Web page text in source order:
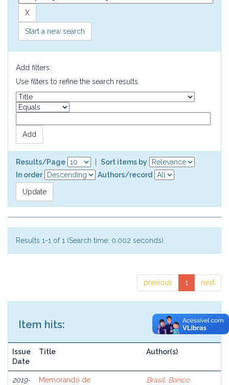
Start a new search
Add filters:
Use filters to refine the search results.
Results/Page
Sort items by
In order
Authors/record
Results 1-1 of 1 (Search time: 0.002 seconds).
previous 1 next
Item hits:
Issue
Date
Title Author(s)
2019-
Memorando de
Brasil. Banco